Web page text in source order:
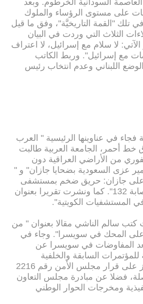
السودانية الخرطوم. وبعد
على مستوى الرؤساء والملوك
تلك "القمة التاريخيَّة"، وفق ما قيل
الثلاث التي وردت في البيان
لا سلام مع إسرائيل، لا اعتراف
مع إسرائيل". وربط الكاتب
اللبناني وعدم انتخاب رئيس
فجاء في عناوينها الرئيسية " العرب
خط أحمر، الجامعة العربية طالبت
من الأراضي العراقية دون
عزى السعودية بضحايا جازان" و "
على جازان: حريق ضخم بمستشفى
يؤدي إلى مقتل وإصابة 132". كما ونشرت تقريرا بعنوان
المستشفيات الكويتية".
كتب سالم الناشي مقالا بعنوان " من
على المحك في سويسرا". وجاء في
المفاوضات في سويسرا عن
للمؤتمرات السابقة والخلفية
الشرعية التي ترتكز على قرار مجلس الأمن رقم 2216
فضلا عن مبادرة مجلس التعاون
ومخرجات الحوار الوطني